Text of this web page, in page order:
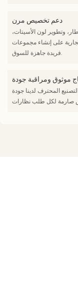
دعم تخصيص مرن
وتطوير لون الأسيتات،
على إنشاء مجموعات
فريدة جاهزة للسوق.
موثوق ومراقبة جودة
المحترف لدينا جودة